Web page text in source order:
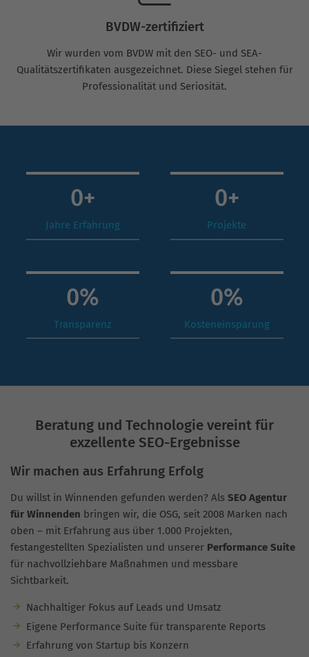
BVDW-zertifiziert
Wir wurden vom BVDW mit den SEO- und SEA-
Qualitätszertifikaten ausgezeichnet. Diese Siegel stehen für
Professionalität und Seriosität.
0+
Jahre Erfahrung
0+
Projekte
0%
Transparenz
0%
Kosteneinsparung
Beratung und Technologie vereint für
exzellente SEO-Ergebnisse
Wir machen aus Erfahrung Erfolg
Du willst in Winnenden gefunden werden? Als SEO Agentur
für Winnenden bringen wir, die OSG, seit 2008 Marken nach
oben – mit Erfahrung aus über 1.000 Projekten,
festangestellten Spezialisten und unserer Performance Suite
für nachvollziehbare Maßnahmen und messbare
Sichtbarkeit.
Nachhaltiger Fokus auf Leads und Umsatz
Eigene Performance Suite für transparente Reports
Erfahrung von Startup bis Konzern